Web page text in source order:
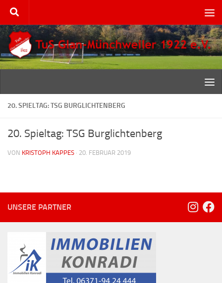
Zum Inhalt springen
20. SPIELTAG: TSG BURGLICHTENBERG
20. Spieltag: TSG Burglichtenberg
VON KRISTOPH KAPPES · 20. FEBRUAR 2019
UNSERE PARTNER